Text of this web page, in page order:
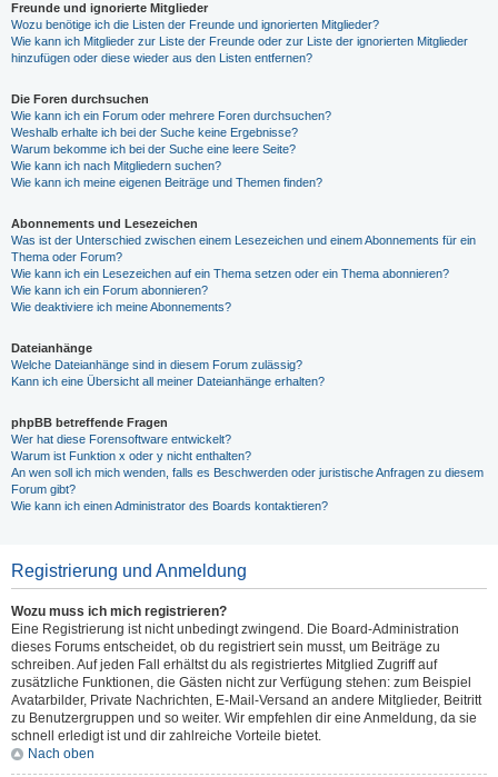
Freunde und ignorierte Mitglieder
Wozu benötige ich die Listen der Freunde und ignorierten Mitglieder?
Wie kann ich Mitglieder zur Liste der Freunde oder zur Liste der ignorierten Mitglieder
hinzufügen oder diese wieder aus den Listen entfernen?
Die Foren durchsuchen
Wie kann ich ein Forum oder mehrere Foren durchsuchen?
Weshalb erhalte ich bei der Suche keine Ergebnisse?
Warum bekomme ich bei der Suche eine leere Seite?
Wie kann ich nach Mitgliedern suchen?
Wie kann ich meine eigenen Beiträge und Themen finden?
Abonnements und Lesezeichen
Was ist der Unterschied zwischen einem Lesezeichen und einem Abonnements für ein
Thema oder Forum?
Wie kann ich ein Lesezeichen auf ein Thema setzen oder ein Thema abonnieren?
Wie kann ich ein Forum abonnieren?
Wie deaktiviere ich meine Abonnements?
Dateianhänge
Welche Dateianhänge sind in diesem Forum zulässig?
Kann ich eine Übersicht all meiner Dateianhänge erhalten?
phpBB betreffende Fragen
Wer hat diese Forensoftware entwickelt?
Warum ist Funktion x oder y nicht enthalten?
An wen soll ich mich wenden, falls es Beschwerden oder juristische Anfragen zu diesem
Forum gibt?
Wie kann ich einen Administrator des Boards kontaktieren?
Registrierung und Anmeldung
Wozu muss ich mich registrieren?
Eine Registrierung ist nicht unbedingt zwingend. Die Board-Administration
dieses Forums entscheidet, ob du registriert sein musst, um Beiträge zu
schreiben. Auf jeden Fall erhältst du als registriertes Mitglied Zugriff auf
zusätzliche Funktionen, die Gästen nicht zur Verfügung stehen: zum Beispiel
Avatarbilder, Private Nachrichten, E-Mail-Versand an andere Mitglieder, Beitritt
zu Benutzergruppen und so weiter. Wir empfehlen dir eine Anmeldung, da sie
schnell erledigt ist und dir zahlreiche Vorteile bietet.
Nach oben